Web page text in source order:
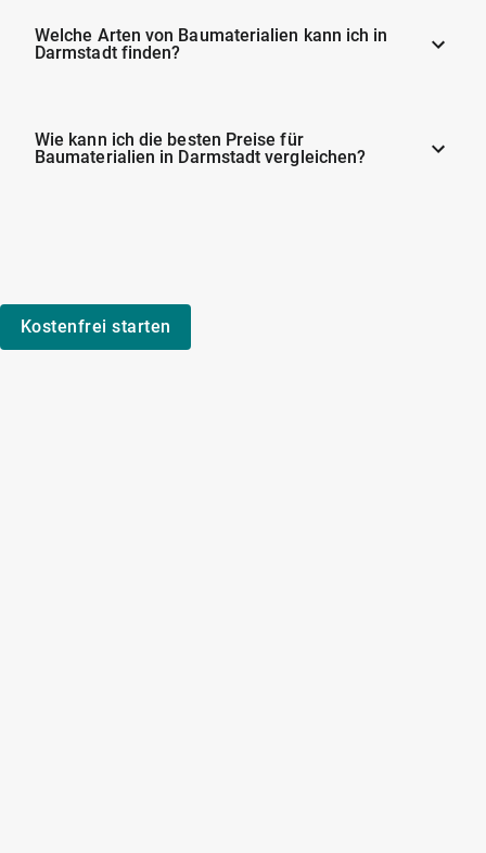
Welche Arten von Baumaterialien kann ich in
Darmstadt finden?
Wie kann ich die besten Preise für
Baumaterialien in Darmstadt vergleichen?
Kostenfrei starten